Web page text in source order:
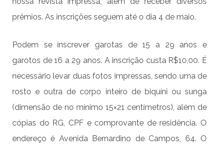
prêmios. As inscrições seguem até o dia 4 de maio.
Podem se inscrever garotas de 15 a 29 anos e
garotos de 16 a 29 anos. A inscrição custa R$10,00. É
necessário levar duas fotos impressas, sendo uma de
rosto e outra de corpo inteiro de biquíni ou sunga
(dimensão de no mínimo 15×21 centímetros), além de
cópias do RG, CPF e comprovante de residência. O
endereço é Avenida Bernardino de Campos, 64. O